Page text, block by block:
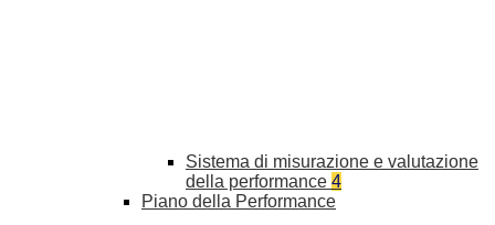
Sistema di misurazione e valutazione
della performance 4
Piano della Performance